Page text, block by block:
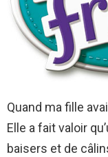
Quand ma fille
Elle a fait valoir
baisers et de